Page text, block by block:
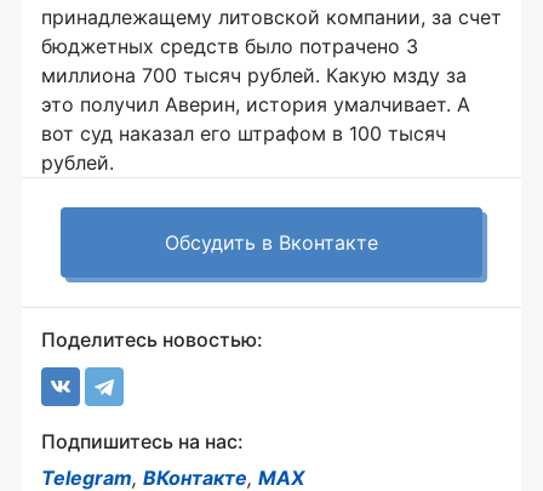
принадлежащему литовской компании, за счет
бюджетных средств было потрачено 3
миллиона 700 тысяч рублей. Какую мзду за
это получил Аверин, история умалчивает. А
вот суд наказал его штрафом в 100 тысяч
рублей.
Обсудить в Вконтакте
Поделитесь новостью:
Подпишитесь на нас:
Telegram, ВКонтакте, MAX